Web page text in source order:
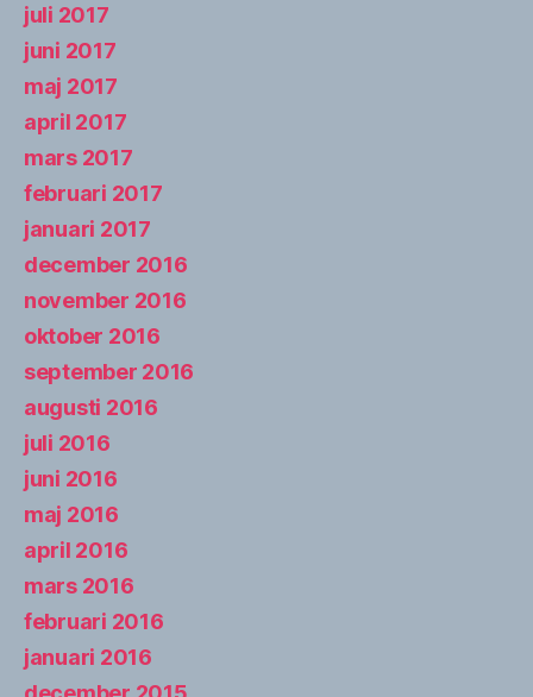
juli 2017
juni 2017
maj 2017
april 2017
mars 2017
februari 2017
januari 2017
december 2016
november 2016
oktober 2016
september 2016
augusti 2016
juli 2016
juni 2016
maj 2016
april 2016
mars 2016
februari 2016
januari 2016